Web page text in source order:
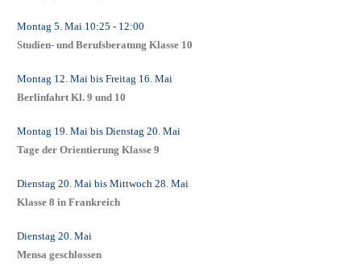
Montag 5. Mai 10:25 - 12:00
Studien- und Berufsberatung Klasse 10
Montag 12. Mai bis Freitag 16. Mai
Berlinfahrt Kl. 9 und 10
Montag 19. Mai bis Dienstag 20. Mai
Tage der Orientierung Klasse 9
Dienstag 20. Mai bis Mittwoch 28. Mai
Klasse 8 in Frankreich
Dienstag 20. Mai
Mensa geschlossen